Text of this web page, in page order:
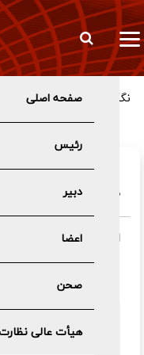
صفحه اصلی
رئیس
دبیر
اعضا
صحن
هیأت عالی
در حال گذار به
صفحه اصلی
کد خبر:۵۷۷۰
مشاور و دستیار رهبری
پلتفرمی هستیم،
همکاری تشکل‌ها و